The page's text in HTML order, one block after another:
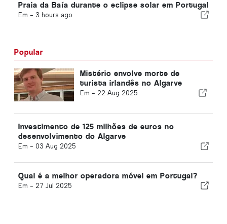
Praia da Baía durante o eclipse solar em Portugal
Em - 3 hours ago
Popular
Mistério envolve morte de
turista irlandês no Algarve
Em - 22 Aug 2025
Investimento de 125 milhões de euros no
desenvolvimento do Algarve
Em - 03 Aug 2025
Qual é a melhor operadora móvel em Portugal?
Em - 27 Jul 2025